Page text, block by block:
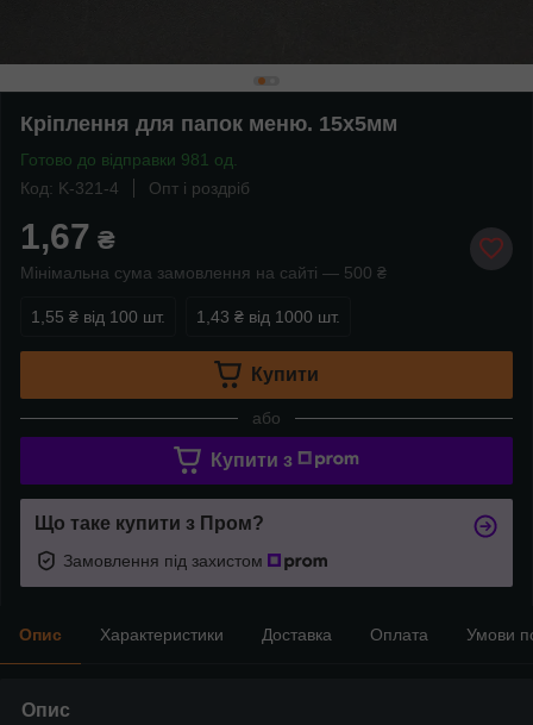
Кріплення для папок меню. 15х5мм
Готово до відправки 981 од.
Код: K-321-4
Опт і роздріб
1,67 ₴
Мінімальна сума замовлення на сайті — 500 ₴
1,55 ₴ від 100 шт. 1,43 ₴ від 1000 шт.
Купити
або
Купити з
Що таке купити з Пром?
Замовлення під захистом
Опис Характеристики Доставка Оплата Умови
Опис